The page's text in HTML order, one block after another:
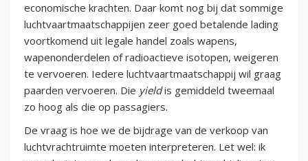
economische krachten. Daar komt nog bij dat sommige
luchtvaartmaatschappijen zeer goed betalende lading
voortkomend uit legale handel zoals wapens,
wapenonderdelen of radioactieve isotopen, weigeren
te vervoeren. Iedere luchtvaartmaatschappij wil graag
paarden vervoeren. Die yieldis gemiddeld tweemaal
zo hoog als die op passagiers.
De vraag is hoe we de bijdrage van de verkoop van
luchtvrachtruimte moeten interpreteren. Let wel: ik